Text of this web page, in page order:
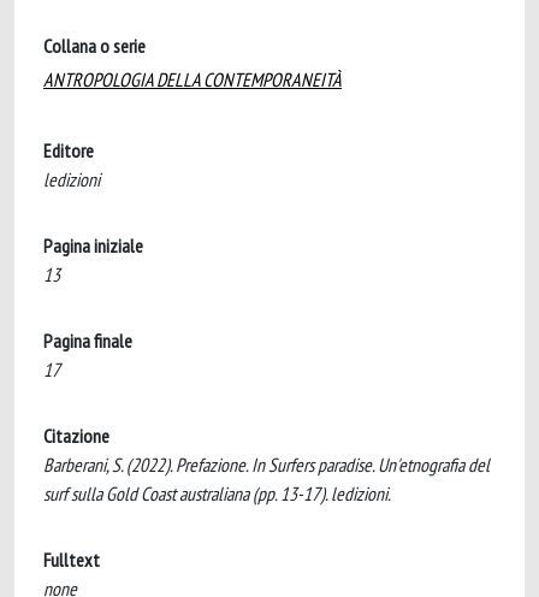
Collana o serie
ANTROPOLOGIA DELLA CONTEMPORANEITÀ
Editore
ledizioni
Pagina iniziale
13
Pagina finale
17
Citazione
Barberani, S. (2022). Prefazione. In Surfers paradise. Un'etnografia del
surf sulla Gold Coast australiana (pp. 13-17). ledizioni.
Fulltext
none